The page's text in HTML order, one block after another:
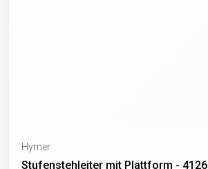
Hymer
Stufenstehleiter mit Plattform - 4126